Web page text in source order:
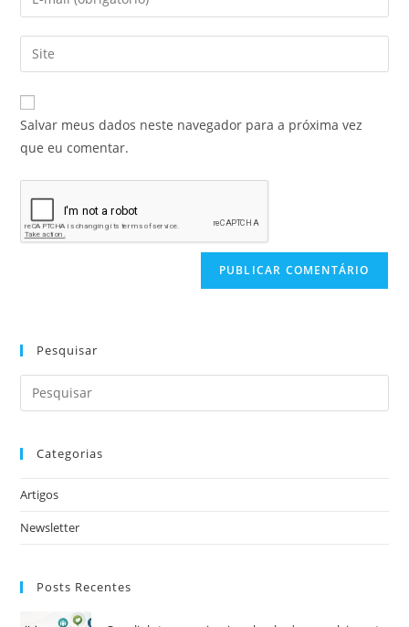
Salvar meus dados neste navegador para a próxima vez
que eu comentar.
Pesquisar
Categorias
Artigos
Newsletter
Posts Recentes